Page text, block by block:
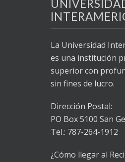
La Universidad
es una institución
superior con
sin fines de lucro.
Dirección Postal:
PO Box 5100 San
Tel.: 787-264-1912
¿Cómo llegar al